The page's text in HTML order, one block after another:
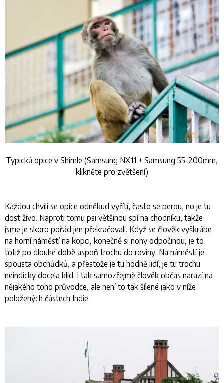
Typická opice v Shimle (Samsung NX11 + Samsung 55-200mm,
klikněte pro zvětšení)
Každou chvíli se opice odněkud vyřítí, často se perou, no je tu
dost živo. Naproti tomu psi většinou spí na chodníku, takže
jsme je skoro pořád jen překračovali. Když se člověk vyškrábe
na horní náměstí na kopci, konečně si nohy odpočinou, je to
totiž po dlouhé době aspoň trochu do roviny. Na náměstí je
spousta obchůdků, a přestože je tu hodně lidí, je tu trochu
neindicky docela klid. I tak samozřejmě člověk občas narazí na
nějakého toho průvodce, ale není to tak šílené jako v níže
položených částech Indie.